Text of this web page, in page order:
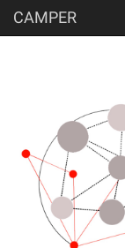
CAMPER